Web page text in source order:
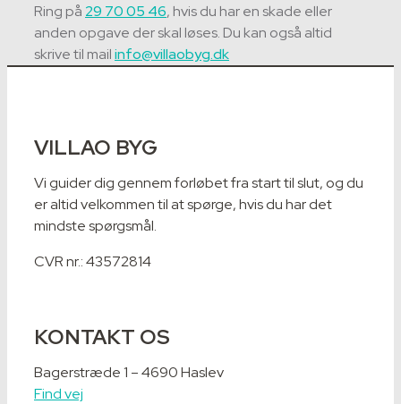
Ring på 29 70 05 46, hvis du har en skade eller
anden opgave der skal løses. Du kan også altid
skrive til mailinfo@villaobyg.dk
VILLAO BYG
Vi guider dig gennem forløbet fra start til slut, og du
er altid velkommen til at spørge, hvis du har det
mindste spørgsmål.
CVR nr.: 43572814
KONTAKT OS
Bagerstræde 1 – 4690 Haslev
Find vej